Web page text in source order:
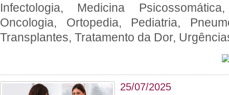
Infectologia, Medicina
Oncologia, Ortopedia, Pediatria,
Transplantes, Tratamento da Dor,
25/07/2025